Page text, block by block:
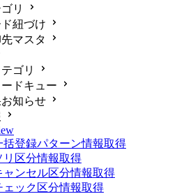
リ
紐づけ
マスタ
ゴリ
ドキュー
知らせ
括登録パターン情報取得
リ区分情報取得
ャンセル区分情報取得
ェック区分情報取得